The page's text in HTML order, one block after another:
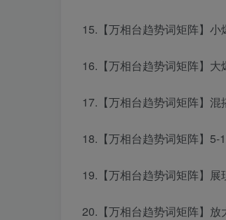
15.【万相台趋势词矩阵】
16.【万相台趋势词矩阵】
17.【万相台趋势词矩阵】
18.【万相台趋势词矩阵】5-
19.【万相台趋势词矩阵】
20.【万相台趋势词矩阵】